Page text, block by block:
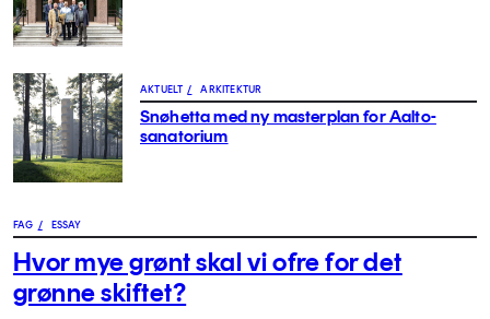
AKTUELT / ARKITEKTUR
Snøhetta med ny masterplan for Aalto-
sanatorium
FAG / ESSAY
Hvor mye grønt skal vi ofre for det
grønne skiftet?